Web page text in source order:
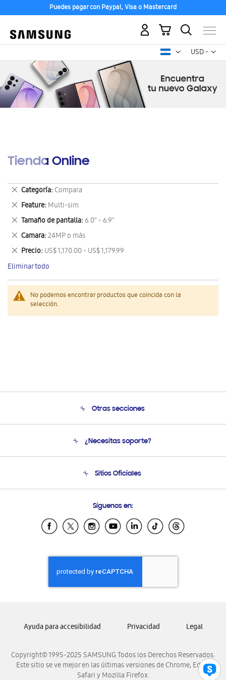
Puedes pagar con Paypal, Visa o Mastercard
USD -
dólar
Mi carrito
Tienda Online
No podemos encontrar productos que coincida con la
selección.
Categoría Compara
Eliminar
este
artículo
Feature Multi-sim
Eliminar
este
artículo
Tamaño de pantalla 6.0" - 6.9"
Eliminar
este
artículo
Camara 24MP o más
Eliminar
este
artículo
Precio US$ 1,170.00 - US$ 1,179.99
Eliminar
este
artículo
Eliminar todo
Otras secciones
Soporte
¿Necesitas soporte?
Soporte vía eMail
Sitios Oficiales
Samsung Ecuador
Samsung El Salvador
Samsung Honduras
Samsung Nicaragua
Samsung Panamá
Samsung Venezuela
Síguenos en:
Copyright© 1995-2025 SAMSUNG Todos los Derechos Reservados.
Este sitio se ve mejor en las últimas versiones de Chrome, Edge,
Safari y Mozilla Firefox.
Ayuda para accesibilidad Privacidad Legal